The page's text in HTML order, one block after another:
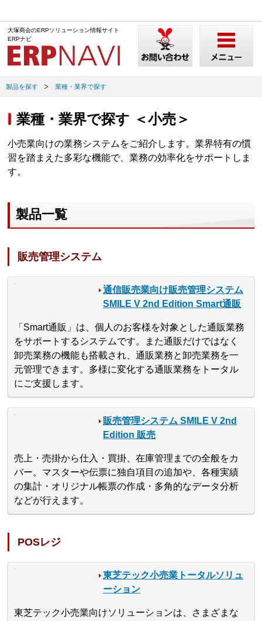
大塚商会のERPソリューション情報サイト
ERPナビ
製品を探す 業種・業界で探す
業種・業界で探す ＜小売＞
小売業向けの業務システムをご紹介します。業界特有の慣
習を踏まえた多彩な機能で、業務の効率化をサポートしま
す。
製品一覧
販売管理システム
通信販売業向け販売管理システム
SMILE V 2nd Edition Smart通販
「Smart通販」は、個人のお客様を対象とした通販業務
をサポートするシステムです。また通販だけではなく
卸売業務の機能も搭載され、通販業務と卸売業務を一
元管理できます。多様に変化する通販業務をトータル
にご支援します。
販売管理システム SMILE V 2nd
Edition 販売
売上・売掛から仕入・買掛、在庫管理までの全般をカ
バー。マスターや伝票に独自項目の追加や、各種実績
の集計・オリジナル帳票の作成・多角的なデータ分析
などが行えます。
POSレジ
東芝テック小売業トータルソリュ
ーション
東芝テック小売業向けソリューションは、さまざまな